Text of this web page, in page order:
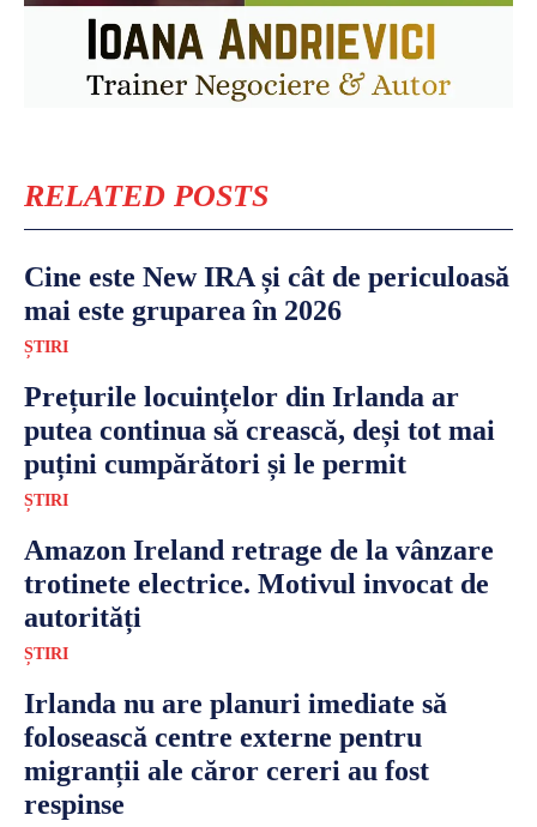
RELATED POSTS
Cine este New IRA și cât de periculoasă
mai este gruparea în 2026
ȘTIRI
Prețurile locuințelor din Irlanda ar
putea continua să crească, deși tot mai
puțini cumpărători și le permit
ȘTIRI
Amazon Ireland retrage de la vânzare
trotinete electrice. Motivul invocat de
autorități
ȘTIRI
Irlanda nu are planuri imediate să
folosească centre externe pentru
migranții ale căror cereri au fost
respinse